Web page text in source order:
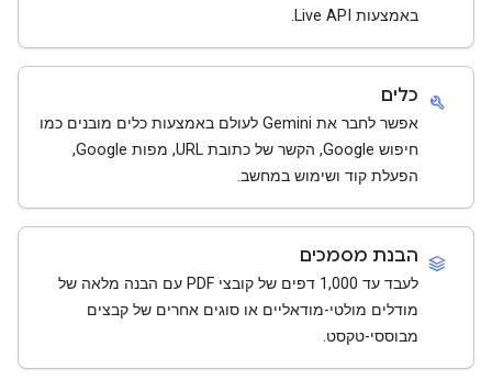
באמצעות Live API.
build כלים
אפשר לחבר את Gemini לעולם באמצעות כלים מובנים כמו
חיפוש Google, הקשר של כתובת URL, מפות Google,
הפעלת קוד ושימוש במחשב.
stacks הבנת מסמכים
לעבד עד 1,000 דפים של קובצי PDF עם הבנה מלאה של
מודלים מולטי-מודאליים או סוגים אחרים של קבצים
מבוססי-טקסט.